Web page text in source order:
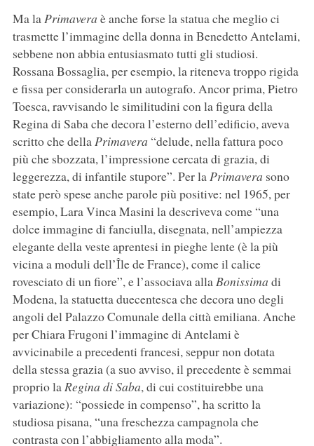
Ma laPrimavera è anche forse la statua che meglio ci
trasmette l’immagine della donna in Benedetto Antelami,
sebbene non abbia entusiasmato tutti gli studiosi.
Rossana Bossaglia, per esempio, la riteneva troppo rigida
e fissa per considerarla un autografo. Ancor prima, Pietro
Toesca, ravvisando le similitudini con la figura della
Regina di Saba che decora l’esterno dell’edificio, aveva
scritto che dellaPrimavera “delude, nella fattura poco
più che sbozzata, l’impressione cercata di grazia, di
leggerezza, di infantile stupore”. Per laPrimavera sono
state però spese anche parole più positive: nel 1965, per
esempio, Lara Vinca Masini la descriveva come “una
dolce immagine di fanciulla, disegnata, nell’ampiezza
elegante della veste aprentesi in pieghe lente (è la più
vicina a moduli dell’Île de France), come il calice
rovesciato di un fiore”, e l’associava allaBonissima di
Modena, la statuetta duecentesca che decora uno degli
angoli del Palazzo Comunale della città emiliana. Anche
per Chiara Frugoni l’immagine di Antelami è
avvicinabile a precedenti francesi, seppur non dotata
della stessa grazia (a suo avviso, il precedente è semmai
proprio laRegina di Saba, di cui costituirebbe una
variazione): “possiede in compenso”, ha scritto la
studiosa pisana, “una freschezza campagnola che
contrasta con l’abbigliamento alla moda”.